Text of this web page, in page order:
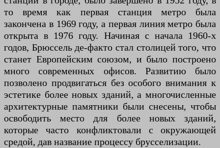
то время как первая станция метро была
закончена в 1969 году, а первая линия метро была
открыта в 1976 году. Начиная с начала 1960-х
годов, Брюссель де-факто стал столицей того, что
станет Европейским союзом, и было построено
много современных офисов. Развитию было
позволено продвигаться без особого внимания к
эстетике более новых зданий, а многочисленные
архитектурные памятники были снесены, чтобы
освободить место для более новых зданий,
которые часто конфликтовали с окружающей
средой, дав название процессу брусселизации.